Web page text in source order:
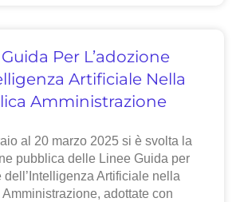
Per L’adozione
Artificiale Nella
Amministrazione
al 20 marzo 2025 si è svolta la
pubblica delle Linee Guida per
dell’Intelligenza Artificiale nella
adottate con